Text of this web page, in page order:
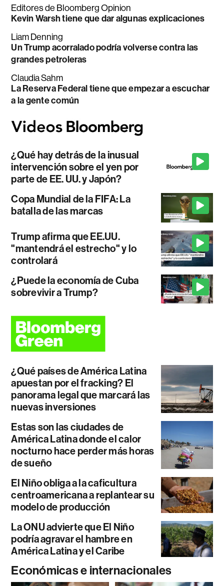
Editores de Bloomberg Opinion
Kevin Warsh tiene que dar algunas explicaciones
Liam Denning
Un Trump acorralado podría volverse contra las
grandes petroleras
Claudia Sahm
La Reserva Federal tiene que empezar a escuchar
a la gente común
¿Qué hay detrás de la inusual
intervención sobre el yen por
parte de EE. UU. y Japón?
Copa Mundial de la FIFA: La
batalla de las marcas
Trump afirma que EE.UU.
"mantendrá el estrecho" y lo
controlará
¿Puede la economía de Cuba
sobrevivir a Trump?
¿Qué países de América Latina
apuestan por el fracking? El
panorama legal que marcará las
nuevas inversiones
Estas son las ciudades de
América Latina donde el calor
nocturno hace perder más horas
de sueño
El Niño obliga a la caficultura
centroamericana a replantear su
modelo de producción
La ONU advierte que El Niño
podría agravar el hambre en
América Latina y el Caribe
Económicas e internacionales